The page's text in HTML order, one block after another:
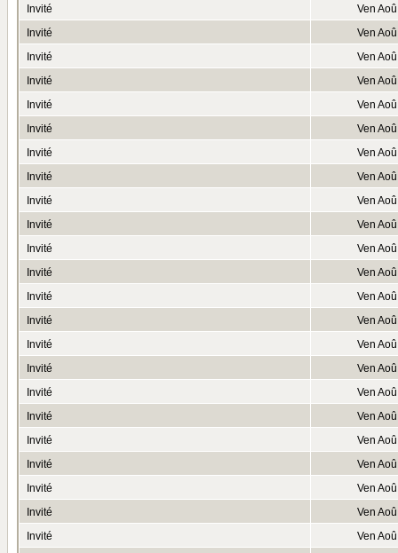
Invité
Ven
Invité
Ven
Invité
Ven
Invité
Ven
Invité
Ven
Invité
Ven
Invité
Ven
Invité
Ven
Invité
Ven
Invité
Ven
Invité
Ven
Invité
Ven
Invité
Ven
Invité
Ven
Invité
Ven
Invité
Ven
Invité
Ven
Invité
Ven
Invité
Ven
Invité
Ven
Invité
Ven
Invité
Ven
Invité
Ven